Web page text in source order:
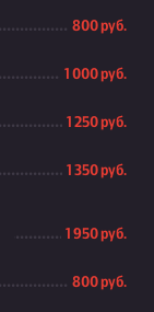
800 руб.
1 000 руб.
1 250 руб.
1 350 руб.
1 950 руб.
800 руб.